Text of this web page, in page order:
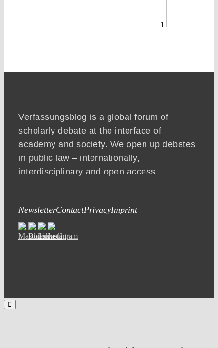
1
Verfassungsblog is a global forum of
scholarly debate at the interface of
academy and society. We open up debates
in public law – internationally,
interdisciplinary and open access.
NewsletterContactPrivacyImprint